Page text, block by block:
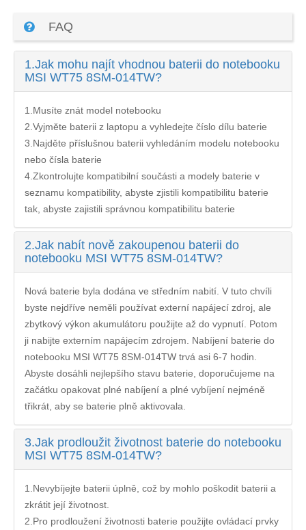
FAQ
1.Jak mohu najít vhodnou baterii do notebooku
MSI WT75 8SM-014TW?
1.Musíte znát model notebooku
2.Vyjměte baterii z laptopu a vyhledejte číslo dílu baterie
3.Najděte příslušnou baterii vyhledáním modelu notebooku
nebo čísla baterie
4.Zkontrolujte kompatibilní součásti a modely baterie v
seznamu kompatibility, abyste zjistili kompatibilitu baterie
tak, abyste zajistili správnou kompatibilitu baterie
2.Jak nabít nově zakoupenou baterii do
notebooku MSI WT75 8SM-014TW?
Nová baterie byla dodána ve středním nabití. V tuto chvíli
byste nejdříve neměli používat externí napájecí zdroj, ale
zbytkový výkon akumulátoru použijte až do vypnutí. Potom
ji nabijte externím napájecím zdrojem. Nabíjení baterie do
notebooku MSI WT75 8SM-014TW trvá asi 6-7 hodin.
Abyste dosáhli nejlepšího stavu baterie, doporučujeme na
začátku opakovat plné nabíjení a plné vybíjení nejméně
třikrát, aby se baterie plně aktivovala.
3.Jak prodloužit životnost baterie do notebooku
MSI WT75 8SM-014TW?
1.Nevybíjejte baterii úplně, což by mohlo poškodit baterii a
zkrátit její životnost.
2.Pro prodloužení životnosti baterie použijte ovládací prvky